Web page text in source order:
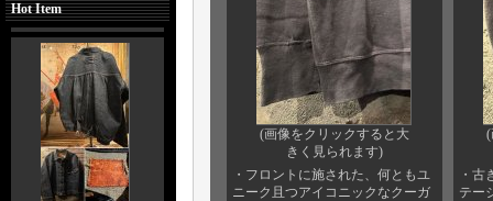
Hot Item
(画像をクリックすると大
きく見られます)
・フロントに施された、何ともユ
ニーク且つアイコニックなクーガ
(
・古
テー